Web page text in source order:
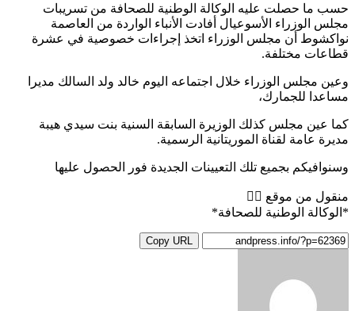
حسب ما حصلت عليه الوكالة الوطنية للصحافة من تسريبات
مجلس الوزراء الأسوعيال أفادت الأنباء الواردة من العاصمة
نواكشوط أن مجلس الوزراء اتخذ إجراءات خصوصية في عشرة
قطاعات مختلفة.
وعين مجلس الوزراء خلال اجتماعه اليوم خالد ولد السالك مديرا
مساعدا للجمارك،
كما عين مجلس كذلك الوزيرة السابقة السنية بنت سيدي هيبة
مديرة عامة لقناة الموريتانية الرسمية.
وسنوافيكم بجميع تلك التعيينات الجديدة فور الحصول عليها
منقول من موقع 👇🏻
*الوكالة الوطنية للصحافة*
Copy URL